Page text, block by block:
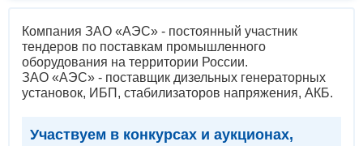
Компания ЗАО «АЭС» - постоянный участник
тендеров по поставкам промышленного
оборудования на территории России.
ЗАО «АЭС» - поставщик дизельных генераторных
установок, ИБП, стабилизаторов напряжения, АКБ.
Участвуем в конкурсах и аукционах,